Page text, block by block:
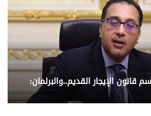
قانون الإيجار القديم..والبرلمان:
..
من